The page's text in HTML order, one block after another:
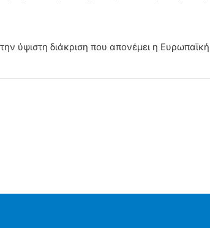
ύψιστη διάκριση που απονέμει η